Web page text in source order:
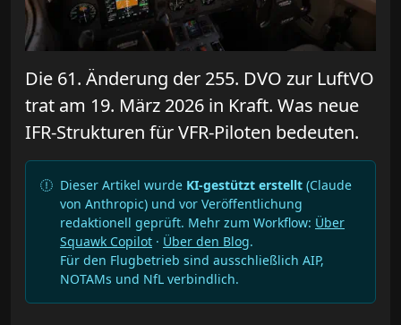
Die 61. Änderung der 255. DVO zur LuftVO
trat am 19. März 2026 in Kraft. Was neue
IFR-Strukturen für VFR-Piloten bedeuten.
Dieser Artikel wurde KI-gestützt erstellt (Claude
von Anthropic) und vor Veröffentlichung
redaktionell geprüft. Mehr zum Workflow: Über
Squawk Copilot · Über den Blog.
Für den Flugbetrieb sind ausschließlich AIP,
NOTAMs und NfL verbindlich.